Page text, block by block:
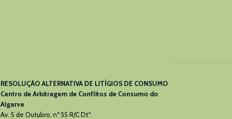
RESOLUÇÃO ALTERNATIVA DE LITÍGIOS DE CONSUMO
Centro de Arbitragem de Conflitos de Consumo do
Algarve
Av. 5 de Outubro, nº 55 R/C Dtº.